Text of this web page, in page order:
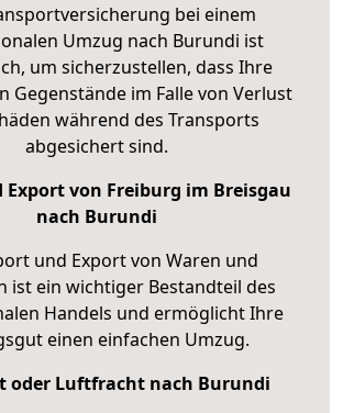
bei einem
Umzug nach Burundi ist
um sicherzustellen, dass Ihre
Gegenstände im Falle von Verlust
während des Transports
abgesichert sind.
von Freiburg im Breisgau
nach Burundi
und Export von Waren und
ist ein wichtiger Bestandteil des
Handels und ermöglicht Ihre
einen einfachen Umzug.
oder Luftfracht nach Burundi